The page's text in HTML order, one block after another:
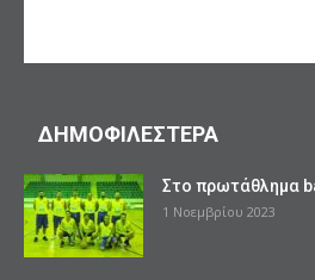
ΔΗΜΟΦΙΛΕΣΤΕΡΑ
Στο πρωτάθλημα
1 Νοεμβρίου 2023